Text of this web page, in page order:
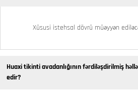
Xüsusi istehsal dövrü müəyyən
Huaxi tikinti avadanlığının fərdiləşdirilmiş
edir?